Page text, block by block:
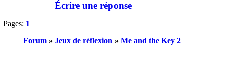
Écrire une réponse
Pages: 1
Forum » Jeux de réflexion » Me and the Key 2